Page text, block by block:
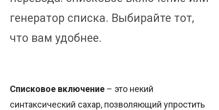
генератор списка. Выбирайте тот,
что вам удобнее.
Списковое включение – это некий
синтаксический сахар, позволяющий упростить